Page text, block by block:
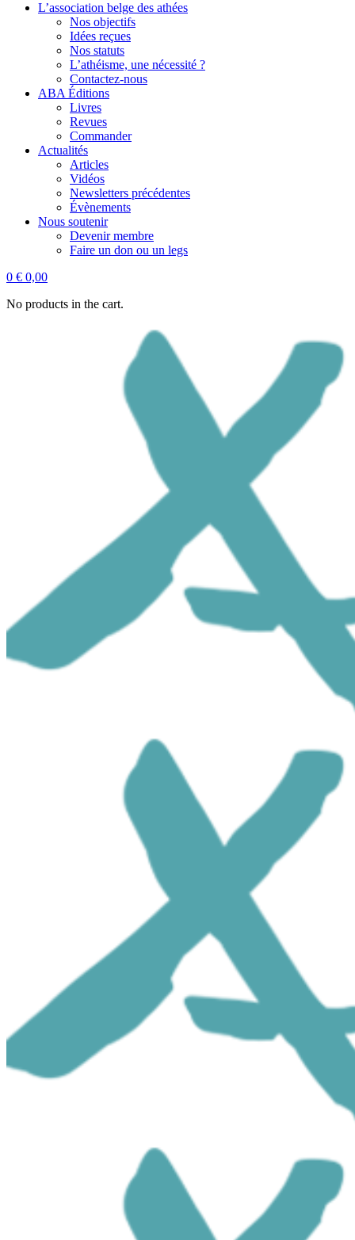
L’association belge des athées
Nos objectifs
Idées reçues
Nos statuts
L’athéisme, une nécessité ?
Contactez-nous
ABA Éditions
Livres
Revues
Commander
Actualités
Articles
Vidéos
Newsletters précédentes
Évènements
Nous soutenir
Devenir membre
Faire un don ou un legs
0 € 0,00
No products in the cart.